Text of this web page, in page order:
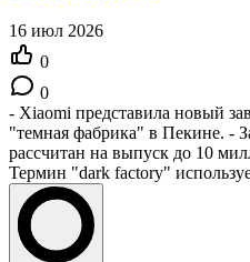
16 июл 2026
0
0
- Xiaomi представила новый
"темная фабрика" в Пекине. -
рассчитан на выпуск до 10
Термин "dark factory"